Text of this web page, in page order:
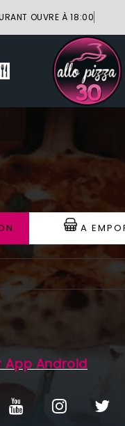
OUVRE À 18:00
A
App Android